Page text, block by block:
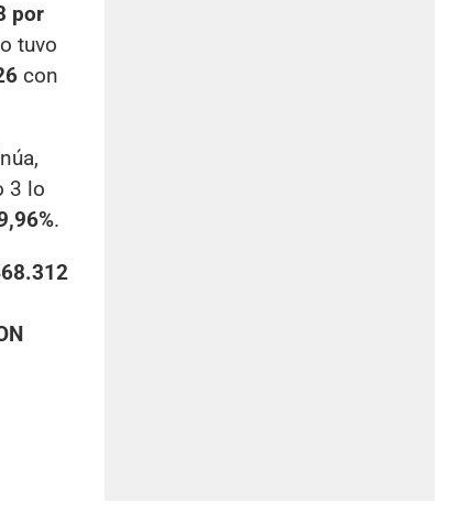
por
tuvo
con
3 lo
.